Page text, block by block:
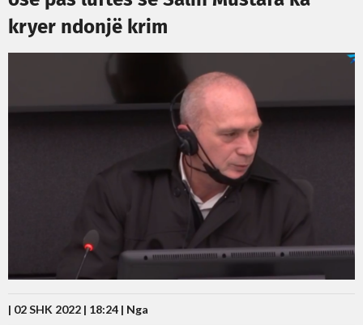
kryer ndonjë krim
| 02 SHK 2022 | 18:24 | Nga